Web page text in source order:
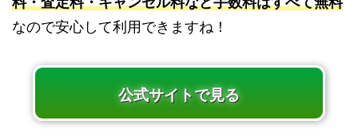
なので安心して利用できますね！
公式サイトで見る